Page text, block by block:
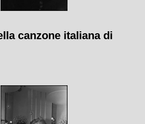
canzone italiana di